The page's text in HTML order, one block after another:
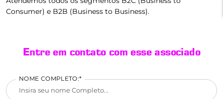
Consumer) e B2B (Business to Business).
Entre em contato com esse associado
NOME COMPLETO:*